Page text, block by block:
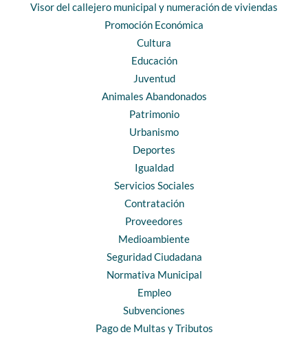
Visor del callejero municipal y numeración de viviendas
Promoción Económica
Cultura
Educación
Juventud
Animales Abandonados
Patrimonio
Urbanismo
Deportes
Igualdad
Servicios Sociales
Contratación
Proveedores
Medioambiente
Seguridad Ciudadana
Normativa Municipal
Empleo
Subvenciones
Pago de Multas y Tributos